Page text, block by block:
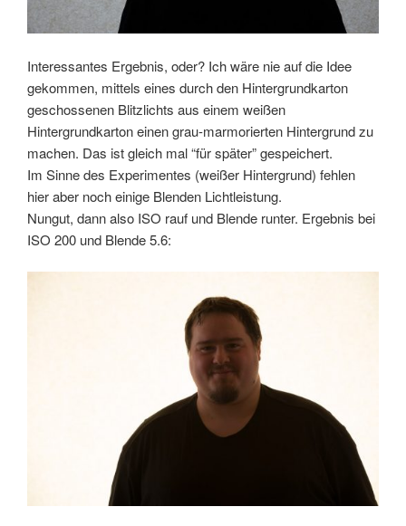
Interessantes Ergebnis, oder? Ich wäre nie auf die Idee
gekommen, mittels eines durch den Hintergrundkarton
geschossenen Blitzlichts aus einem weißen
Hintergrundkarton einen grau-marmorierten Hintergrund zu
machen. Das ist gleich mal “für später” gespeichert.
Im Sinne des Experimentes (weißer Hintergrund) fehlen
hier aber noch einige Blenden Lichtleistung.
Nungut, dann also ISO rauf und Blende runter. Ergebnis bei
ISO 200 und Blende 5.6: